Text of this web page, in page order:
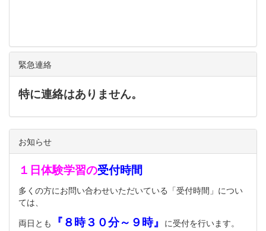
緊急連絡
特に連絡はありません。
お知らせ
１日体験学習の受付時間
多くの方にお問い合わせいただいている「受付時間」につい
ては、
両日とも
『８時３０分～９時』 に受付を行います。